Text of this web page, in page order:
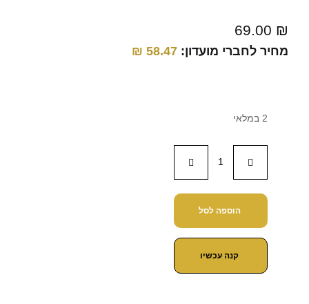
69.00 ₪
מחיר לחברי מועדון: 58.47
₪
2 במלאי
הוספה לסל
קנה עכשיו